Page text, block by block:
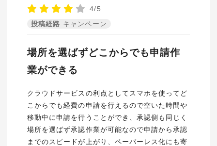
4/5
投稿経路 キャンペーン
場所を選ばずどこからでも申請作
業ができる
クラウドサービスの利点としてスマホを使ってど
こからでも経費の申請を行えるので空いた時間や
移動中に申請を行うことができ、承認側も同じく
場所を選ばず承認作業が可能なので申請から承認
までのスピードが上がり、ペーパーレス化にも寄